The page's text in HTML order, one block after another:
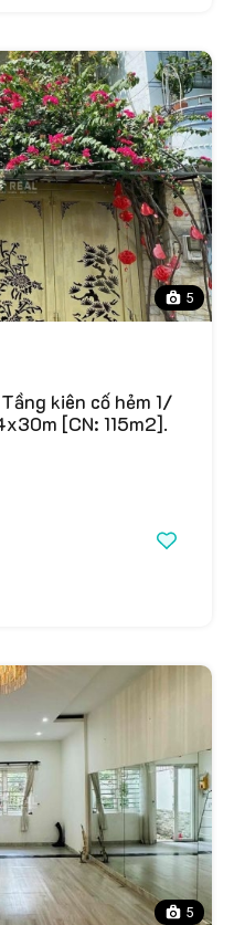
5
kiên cố hẻm 1/
[CN: 115m2].
5